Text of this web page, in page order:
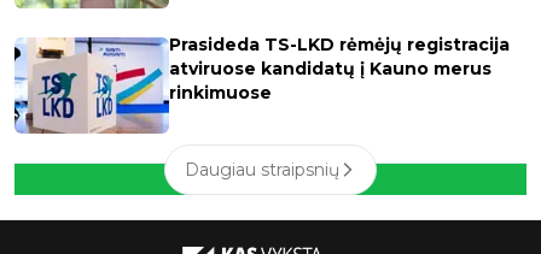
Prasideda TS-LKD rėmėjų registracija
atviruose kandidatų į Kauno merus
rinkimuose
Daugiau straipsnių